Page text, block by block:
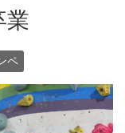
業
ペ